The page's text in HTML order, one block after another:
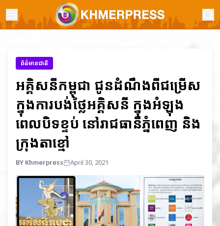
ព័ត៌មានជាតិ
អគ្គិសនីកម្ពុជា ជូនដំណឹងពីជម្រើស
ក្នុងការបង់ថ្លៃអគ្គិសនី ក្នុងអំឡុង
ពេលបិទខ្ទប់ នៅរាជធានីភ្នំពេញ និង
ក្រុងតាខ្មៅ
BY Khmerpress April 30, 2021